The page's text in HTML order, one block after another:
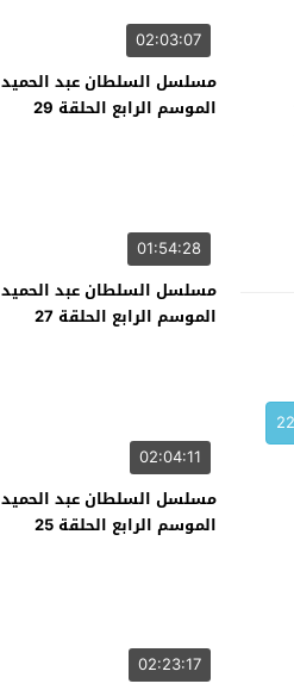
02:03:07
مسلسل السلطان عبد الحميد
الموسم الرابع الحلقة 29
01:54:28
مسلسل السلطان عبد الحميد
الموسم الرابع الحلقة 27
02:04:11
مسلسل السلطان عبد الحميد
الموسم الرابع الحلقة 25
02:23:17